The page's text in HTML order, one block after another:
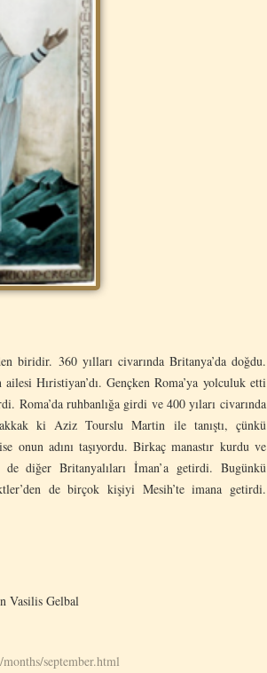
biridir. 360 yılları civarında Britanya’da doğdu.
Hıristiyan’dı. Gençken Roma’ya yolculuk etti
ruhbanlığa girdi ve 400 yıları civarında
ki Aziz Tourslu Martin ile tanıştı, çünkü
onun adını taşıyordu. Birkaç manastır kurdu ve
diğer Britanyalıları İman’a getirdi. Bugünkü
de birçok kişiyi Mesih’te imana getirdi.
Vasilis Gelbal
september.html